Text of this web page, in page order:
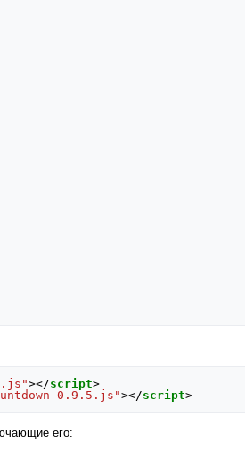
></script>
0.9.5.js"></script>
его: